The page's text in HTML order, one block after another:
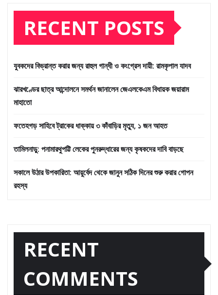
RECENT POSTS
যুবকদের বিভ্রান্ত করার জন্য রাহুল গান্ধী ও কংগ্রেস দায়ী: রামকৃপাল যাদব
ঝারখণ্ডের ছাত্র আন্দোলনে সমর্থন জানালেন জেএলকেএম বিধায়ক জয়ারাম
মাহাতো
ফতেহগড় সাহিবে ট্রাকের ধাক্কায় ৩ কাঁবাড়ির মৃত্যু, ১ জন আহত
তামিলনাড়ু: পনামারথুপট্টি লেকের পুনরুদ্ধারের জন্য কৃষকদের দাবি বাড়ছে
সকালে উঠার উপকারিতা: আয়ুর্বেদ থেকে জানুন সঠিক দিনের শুরু করার গোপন
রহস্য
RECENT
COMMENTS